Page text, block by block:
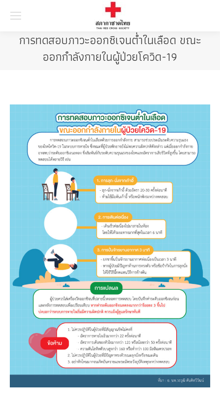
การทดสอบภาวะออกซิเจนต่ำในเลือด ขณะ
ออกกำลังกายในผู้ป่วยโควิด-19